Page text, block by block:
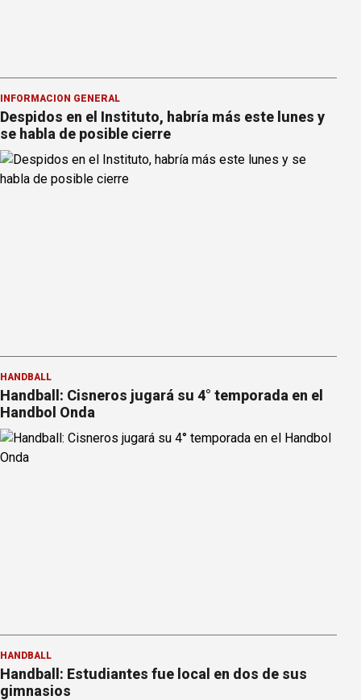
INFORMACION GENERAL
Despidos en el Instituto, habría más este lunes y
se habla de posible cierre
HANDBALL
Handball: Cisneros jugará su 4° temporada en el
Handbol Onda
HANDBALL
Handball: Estudiantes fue local en dos de sus
gimnasios